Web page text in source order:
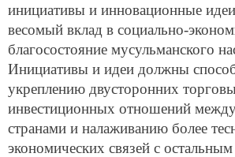
инициативы и инновационные
весомый вклад в социально-
благосостояние мусульманского
Инициативы и идеи должны
укреплению двусторонних
инвестиционных отношений
странами и налаживанию более
экономических связей с